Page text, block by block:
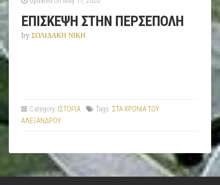
ΕΠΙΣΚΕΨΗ ΣΤΗΝ ΠΕΡΣΕΠΟΛΗ
by ΣΟΛΙΔΑΚΗ ΝΙΚΗ
Category: ΙΣΤΟΡΙΑ Tags: ΣΤΑ ΧΡΟΝΙΑ ΤΟΥ
ΑΛΕΞΑΝΔΡΟΥ